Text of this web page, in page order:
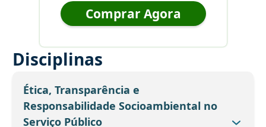
Comprar Agora
Disciplinas
Ética, Transparência e
Responsabilidade Socioambiental no
Serviço Público